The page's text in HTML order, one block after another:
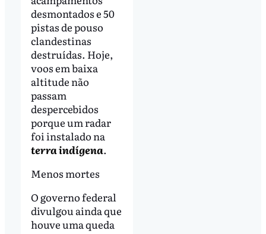
desmontados e 50
pistas de pouso
clandestinas
destruídas. Hoje,
voos em baixa
altitude não
passam
despercebidos
porque um radar
foi instalado na
terraindígena.
Menos mortes
O governo federal
divulgou ainda que
houve uma queda